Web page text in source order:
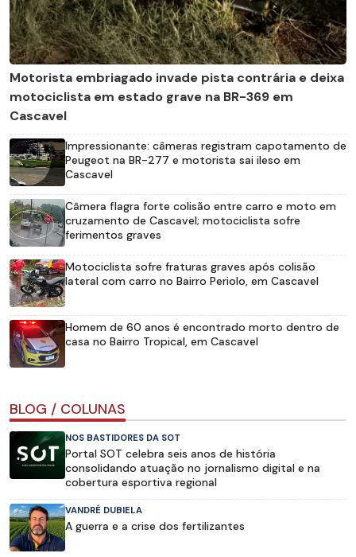
Motorista embriagado invade pista contrária e deixa
motociclista em estado grave na BR-369 em
Cascavel
Impressionante: câmeras registram capotamento de
Peugeot na BR-277 e motorista sai ileso em
Cascavel
Câmera flagra forte colisão entre carro e moto em
cruzamento de Cascavel; motociclista sofre
ferimentos graves
Motociclista sofre fraturas graves após colisão
lateral com carro no Bairro Periolo, em Cascavel
Homem de 60 anos é encontrado morto dentro de
casa no Bairro Tropical, em Cascavel
BLOG / COLUNAS
NOS BASTIDORES DA SOT
Portal SOT celebra seis anos de história
consolidando atuação no jornalismo digital e na
cobertura esportiva regional
VANDRÉ DUBIELA
A guerra e a crise dos fertilizantes